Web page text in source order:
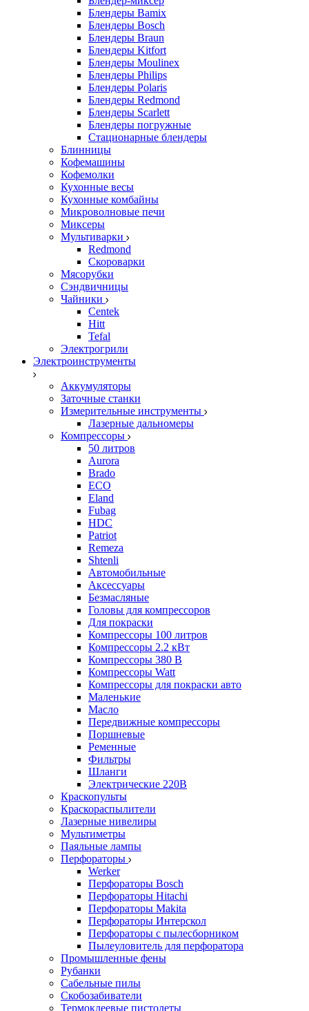
Блендеры Bamix
Блендеры Bosch
Блендеры Braun
Блендеры Kitfort
Блендеры Moulinex
Блендеры Philips
Блендеры Polaris
Блендеры Redmond
Блендеры Scarlett
Блендеры погружные
Стационарные блендеры
Блинницы
Кофемашины
Кофемолки
Кухонные весы
Кухонные комбайны
Микроволновые печи
Миксеры
Мультиварки
Redmond
Скороварки
Мясорубки
Сэндвичницы
Чайники
Centek
Hitt
Tefal
Электрогрили
Электроинструменты
Аккумуляторы
Заточные станки
Измерительные инструменты
Лазерные дальномеры
Компрессоры
50 литров
Aurora
Brado
ECO
Eland
Fubag
HDC
Patriot
Remeza
Shtenli
Автомобильные
Аксессуары
Безмасляные
Головы для компрессоров
Для покраски
Компрессоры 100 литров
Компрессоры 2.2 кВт
Компрессоры 380 В
Компрессоры Watt
Компрессоры для покраски авто
Маленькие
Масло
Передвижные компрессоры
Поршневые
Ременные
Фильтры
Шланги
Электрические 220В
Краскопульты
Краскораспылители
Лазерные нивелиры
Мультиметры
Паяльные лампы
Перфораторы
Werker
Перфораторы Bosch
Перфораторы Hitachi
Перфораторы Makita
Перфораторы Интерскол
Перфораторы с пылесборником
Пылеуловитель для перфоратора
Промышленные фены
Рубанки
Сабельные пилы
Скобозабиватели
Термоклеевые пистолеты